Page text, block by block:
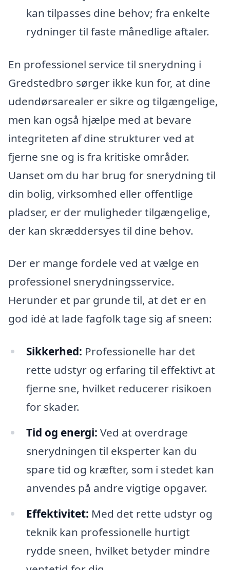
kan tilpasses dine behov; fra enkelte
rydninger til faste månedlige aftaler.
En professionel service til snerydning i
Gredstedbro sørger ikke kun for, at dine
udendørsarealer er sikre og tilgængelige,
men kan også hjælpe med at bevare
integriteten af dine strukturer ved at
fjerne sne og is fra kritiske områder.
Uanset om du har brug for snerydning til
din bolig, virksomhed eller offentlige
pladser, er der muligheder tilgængelige,
der kan skræddersyes til dine behov.
Der er mange fordele ved at vælge en
professionel snerydningsservice.
Herunder et par grunde til, at det er en
god idé at lade fagfolk tage sig af sneen:
Sikkerhed: Professionelle har det
rette udstyr og erfaring til effektivt at
fjerne sne, hvilket reducerer risikoen
for skader.
Tid og energi: Ved at overdrage
snerydningen til eksperter kan du
spare tid og kræfter, som i stedet kan
anvendes på andre vigtige opgaver.
Effektivitet: Med det rette udstyr og
teknik kan professionelle hurtigt
rydde sneen, hvilket betyder mindre